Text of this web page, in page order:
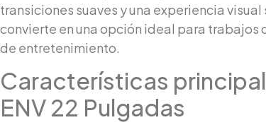
transiciones suaves y una experiencia
convierte en una opción ideal para
de entretenimiento.
Características
ENV 22 Pulgadas